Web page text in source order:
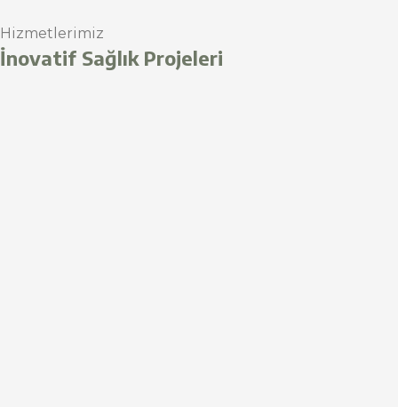
Hizmetlerimiz
İnovatif Sağlık Projeleri